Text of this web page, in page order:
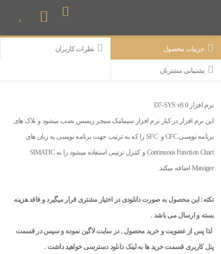
جزییات محصول نظرات کاربران
پشتیبانی مشتریان
نرم افزار D7-SYS v8.0
این نرم افزار در کنار نرم افزار سیماتیک منیجر زیمنس نصب میشود و بلاک های
برنامه نویسی CFC و SFC را که به ترتیب جهت برنامه نویسی به زبان های
Continuous Function Chart و کنترل ترتیبی استفاده میشود را به SIMATIC
Manager اضافه میکند.
نکته: این محصول به صورت دانلودی در اختیار مشتری قرار میگیرد و فاقد هزینه
بسته و ارسال می باشد .
لذا پس از عضویت و خرید محصول , در سایت لاگین نموده و سپس در قسمت
پنل کاربری قسمت خرید ها به لینک دانلوددسترسی خواهید داشت .